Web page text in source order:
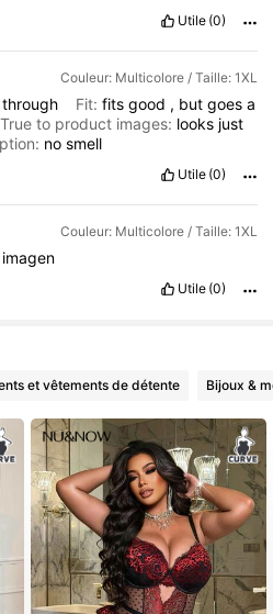
Utile (0)
Couleur: Multicolore / Taille: 1XL
through Fit:fitsgood , butgoesa
True to product images: looks just
nosmell
Utile (0)
Couleur: Multicolore / Taille: 1XL
imagen
Utile (0)
et vêtements de détente Bijoux &